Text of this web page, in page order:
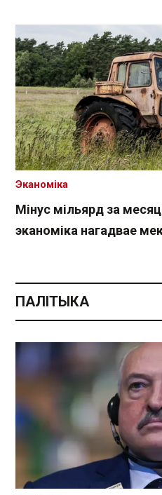
Мінус мільярд за
эканоміка нагадвае
Эканоміка
ПАЛІТЫКА